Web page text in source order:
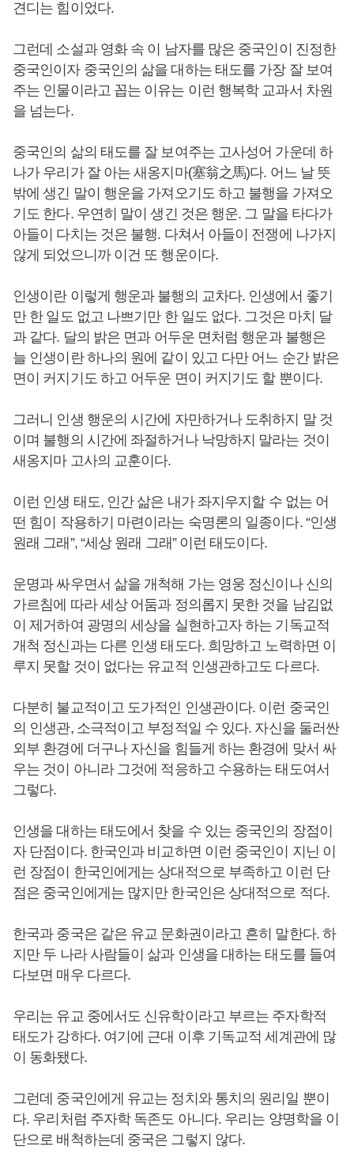
견디는 힘이었다.
그런데 소설과 영화 속 이 남자를 많은 중국인이 진정한
중국인이자 중국인의 삶을 대하는 태도를 가장 잘 보여
주는 인물이라고 꼽는 이유는 이런 행복학 교과서 차원
을 넘는다.
중국인의 삶의 태도를 잘 보여주는 고사성어 가운데 하
나가 우리가 잘 아는 새옹지마(塞翁之馬)다. 어느 날 뜻
밖에 생긴 말이 행운을 가져오기도 하고 불행을 가져오
기도 한다. 우연히 말이 생긴 것은 행운. 그 말을 타다가
아들이 다치는 것은 불행. 다쳐서 아들이 전쟁에 나가지
않게 되었으니까 이건 또 행운이다.
인생이란 이렇게 행운과 불행의 교차다. 인생에서 좋기
만 한 일도 없고 나쁘기만 한 일도 없다. 그것은 마치 달
과 같다. 달의 밝은 면과 어두운 면처럼 행운과 불행은
늘 인생이란 하나의 원에 같이 있고 다만 어느 순간 밝은
면이 커지기도 하고 어두운 면이 커지기도 할 뿐이다.
그러니 인생 행운의 시간에 자만하거나 도취하지 말 것
이며 불행의 시간에 좌절하거나 낙망하지 말라는 것이
새옹지마 고사의 교훈이다.
이런 인생 태도, 인간 삶은 내가 좌지우지할 수 없는 어
떤 힘이 작용하기 마련이라는 숙명론의 일종이다. “인생
원래 그래”, “세상 원래 그래” 이런 태도이다.
운명과 싸우면서 삶을 개척해 가는 영웅 정신이나 신의
가르침에 따라 세상 어둠과 정의롭지 못한 것을 남김없
이 제거하여 광명의 세상을 실현하고자 하는 기독교적
개척 정신과는 다른 인생 태도다. 희망하고 노력하면 이
루지 못할 것이 없다는 유교적 인생관하고도 다르다.
다분히 불교적이고 도가적인 인생관이다. 이런 중국인
의 인생관, 소극적이고 부정적일 수 있다. 자신을 둘러싼
외부 환경에 더구나 자신을 힘들게 하는 환경에 맞서 싸
우는 것이 아니라 그것에 적응하고 수용하는 태도여서
그렇다.
인생을 대하는 태도에서 찾을 수 있는 중국인의 장점이
자 단점이다. 한국인과 비교하면 이런 중국인이 지닌 이
런 장점이 한국인에게는 상대적으로 부족하고 이런 단
점은 중국인에게는 많지만 한국인은 상대적으로 적다.
한국과 중국은 같은 유교 문화권이라고 흔히 말한다. 하
지만 두 나라 사람들이 삶과 인생을 대하는 태도를 들여
다보면 매우 다르다.
우리는 유교 중에서도 신유학이라고 부르는 주자학적
태도가 강하다. 여기에 근대 이후 기독교적 세계관에 많
이 동화됐다.
그런데 중국인에게 유교는 정치와 통치의 원리일 뿐이
다. 우리처럼 주자학 독존도 아니다. 우리는 양명학을 이
단으로 배척하는데 중국은 그렇지 않다.